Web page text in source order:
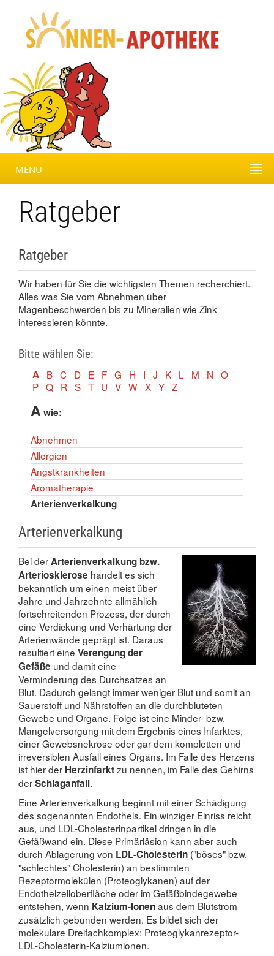
MENU
Ratgeber
Ratgeber
Wir haben für Sie die wichtigsten Themen recherchiert.
Alles was Sie vom Abnehmen über
Magenbeschwerden bis zu Mineralien wie Zink
interessieren könnte.
Bitte wählen Sie:
A B C D E F G H I J K L M N O
P Q R S T U V W X Y Z
A wie:
Abnehmen
Allergien
Angstkrankheiten
Aromatherapie
Arterienverkalkung
Arterienverkalkung
Bei derArterienverkalkung bzw.
Arteriosklerose handelt es sich
bekanntlich um einen meist über
Jahre und Jahrzehnte allmählich
fortschreitenden Prozess, der durch
eine Verdickung und Verhärtung der
Arterienwände geprägt ist. Daraus
resultiert eine Verengung der
Gefäße und damit eine
Verminderung des Durchsatzes an
Blut. Dadurch gelangt immer weniger Blut und somit an
Sauerstoff und Nährstoffen an die durchbluteten
Gewebe und Organe. Folge ist eine Minder- bzw.
Mangelversorgung mit dem Ergebnis eines Infarktes,
einer Gewebsnekrose oder gar dem kompletten und
irreversiblen Ausfall eines Organs. Im Falle des Herzens
ist hier der Herzinfarktzu nennen, im Falle des Gehirns
derSchlaganfall.
Eine Arterienverkalkung beginnt mit einer Schädigung
des sogenannten Endothels. Ein winziger Einriss reicht
aus, und LDL-Cholesterinpartikel dringen in die
Gefäßwand ein. Diese Primärläsion kann aber auch
durch Ablagerung von LDL-Cholesterin ("böses" bzw.
"schlechtes" Cholesterin) an bestimmten
Rezeptormolekülen (Proteoglykanen) auf der
Endothelzelloberfläche oder im Gefäßbindegewebe
entstehen, wenn Kalzium-Ionenaus dem Blutstrom
zusätzlich gebunden werden. Es bildet sich der
molekulare Dreifachkomplex: Proteoglykanrezeptor-
LDL-Cholesterin-Kalziumionen.